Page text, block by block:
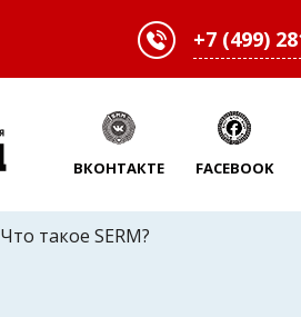
+7 (499)
ВКОНТАКТЕ FACEBOOK
Что такое SERM?